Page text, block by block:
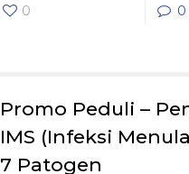
0 0
Promo Peduli –
IMS (Infeksi
7 Patogen